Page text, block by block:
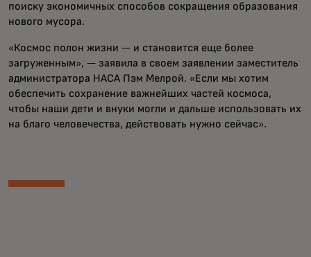
поиску экономичных способов сокращения образования
нового мусора.
«Космос полон жизни — и становится еще более
загруженным», — заявила в своем заявлении заместитель
администратора НАСА Пэм Мелрой. «Если мы хотим
обеспечить сохранение важнейших частей космоса,
чтобы наши дети и внуки могли и дальше использовать их
на благо человечества, действовать нужно сейчас».